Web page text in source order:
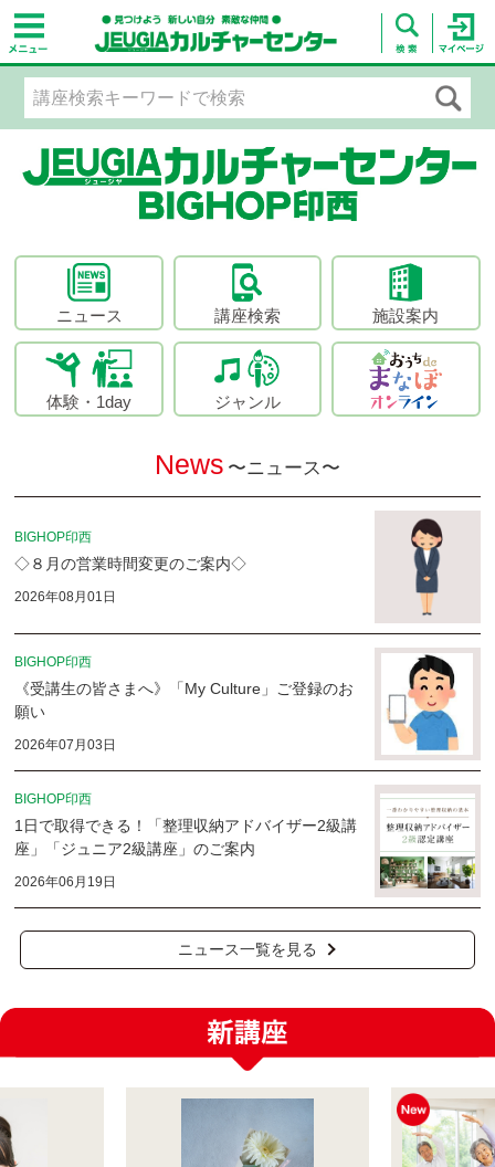
ニュース 講座検索 施設案内
体験・1day ジャンル
News 〜ニュース〜
BIGHOP印西
◇８月の営業時間変更のご案内◇
2026年08月01日
BIGHOP印西
《受講生の皆さまへ》「My Culture」ご登録のお
願い
2026年07月03日
BIGHOP印西
1日で取得できる！「整理収納アドバイザー2級講
座」「ジュニア2級講座」のご案内
2026年06月19日
ニュース一覧を見る